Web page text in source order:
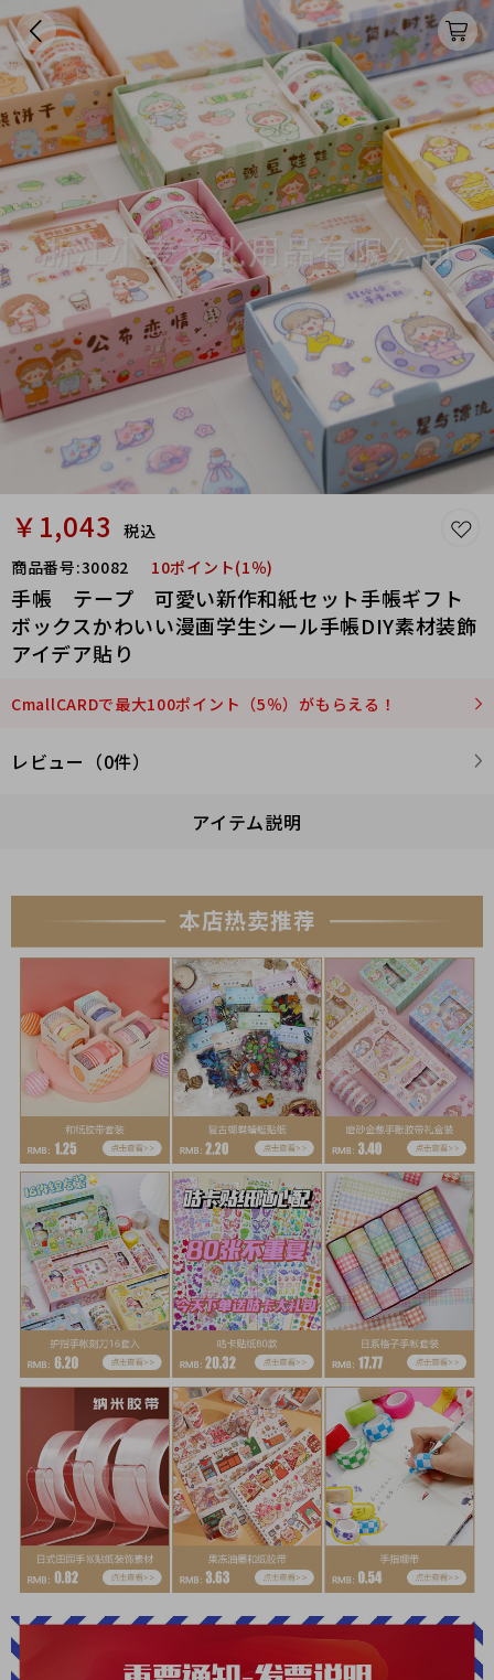
￥1,043
税込
商品番号:30082 10ポイント(1％)
手帳 テープ 可愛い新作和紙セット手帳ギフト
ボックスかわいい漫画学生シール手帳DIY素材装飾
アイデア貼り
CmallCARDで最大100ポイント（5％）がもらえる！
レビュー（0件）
アイテム説明